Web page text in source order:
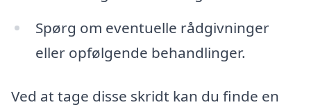
Spørg om eventuelle rådgivninger
eller opfølgende behandlinger.
Ved at tage disse skridt kan du finde en